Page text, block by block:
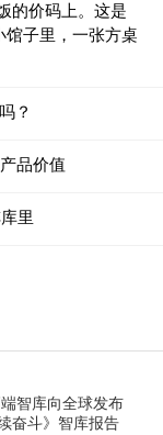
的价码上。这是
子里，一张方桌
？
品价值
里
智库向全球发布
奋斗》智库报告